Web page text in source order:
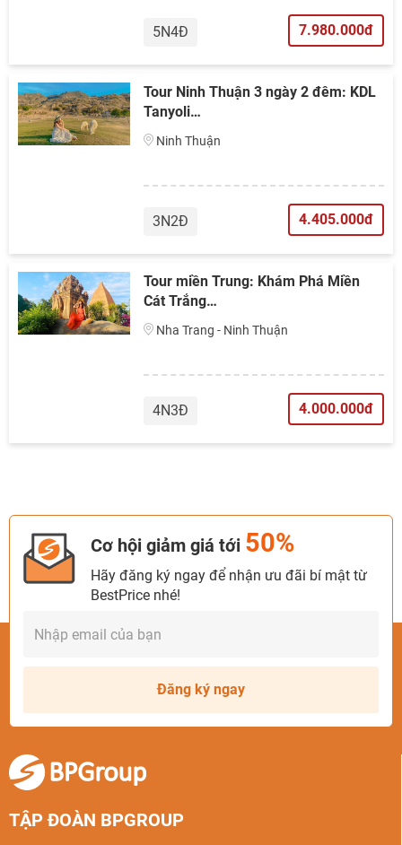
5N4Đ 7.980.000đ
Tour Ninh Thuận 3 ngày 2 đêm: KDL
Tanyoli…
Ninh Thuận
3N2Đ 4.405.000đ
Tour miền Trung: Khám Phá Miền
Cát Trắng…
Nha Trang - Ninh Thuận
4N3Đ 4.000.000đ
Cơ hội giảm giá tới 50%
Hãy đăng ký ngay để nhận ưu đãi bí mật từ
BestPrice nhé!
Đăng ký ngay
TẬP ĐOÀN BPGROUP